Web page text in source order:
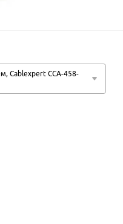
Cablexpert CCA-458-